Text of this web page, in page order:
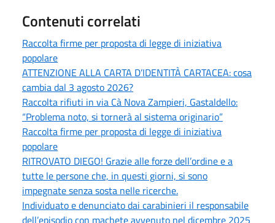
Contenuti correlati
Raccolta firme per proposta di legge di iniziativa
popolare
ATTENZIONE ALLA CARTA D’IDENTITÀ CARTACEA: cosa
cambia dal 3 agosto 2026?
Raccolta rifiuti in via Cà Nova Zampieri, Gastaldello:
“Problema noto, si tornerà al sistema originario”
Raccolta firme per proposta di legge di iniziativa
popolare
RITROVATO DIEGO! Grazie alle forze dell’ordine e a
tutte le persone che, in questi giorni, si sono
impegnate senza sosta nelle ricerche.
Individuato e denunciato dai carabinieri il responsabile
dell’episodio con machete avvenuto nel dicembre 2025